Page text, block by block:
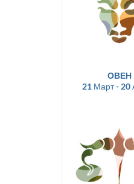
ОВЕН
21 Март - 20